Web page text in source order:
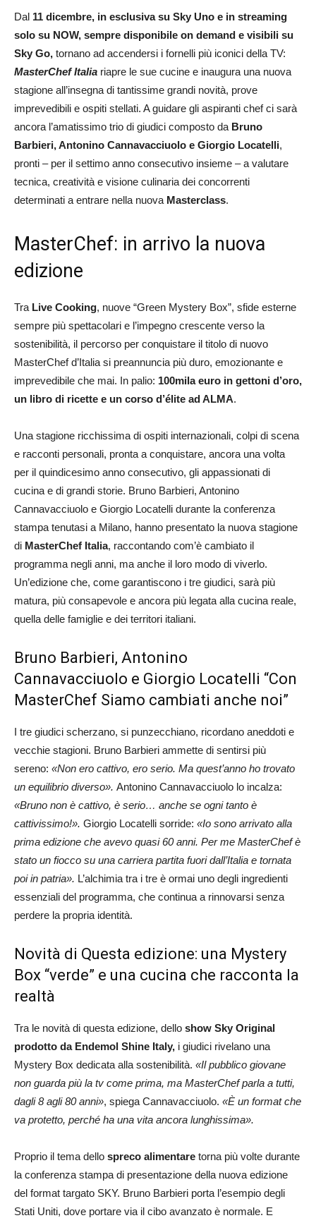
Dal 11 dicembre, in esclusiva su Sky Uno e in streaming
solo su NOW, sempre disponibile on demand e visibili su
Sky Go, tornano ad accendersi i fornelli più iconici della TV:
MasterChef Italia riapre le sue cucine e inaugura una nuova
stagione all’insegna di tantissime grandi novità, prove
imprevedibili e ospiti stellati. A guidare gli aspiranti chef ci sarà
ancora l’amatissimo trio di giudici composto da Bruno
Barbieri, Antonino Cannavacciuolo e Giorgio Locatelli,
pronti – per il settimo anno consecutivo insieme – a valutare
tecnica, creatività e visione culinaria dei concorrenti
determinati a entrare nella nuova Masterclass.
MasterChef: in arrivo la nuova
edizione
Tra Live Cooking, nuove “Green Mystery Box”, sfide esterne
sempre più spettacolari e l’impegno crescente verso la
sostenibilità, il percorso per conquistare il titolo di nuovo
MasterChef d’Italia si preannuncia più duro, emozionante e
imprevedibile che mai. In palio: 100mila euro in gettoni d’oro,
un libro di ricette e un corso d’élite ad ALMA.
Una stagione ricchissima di ospiti internazionali, colpi di scena
e racconti personali, pronta a conquistare, ancora una volta
per il quindicesimo anno consecutivo, gli appassionati di
cucina e di grandi storie. Bruno Barbieri, Antonino
Cannavacciuolo e Giorgio Locatelli durante la conferenza
stampa tenutasi a Milano, hanno presentato la nuova stagione
di MasterChef Italia, raccontando com’è cambiato il
programma negli anni, ma anche il loro modo di viverlo.
Un’edizione che, come garantiscono i tre giudici, sarà più
matura, più consapevole e ancora più legata alla cucina reale,
quella delle famiglie e dei territori italiani.
Bruno Barbieri, Antonino
Cannavacciuolo e Giorgio Locatelli “Con
MasterChef Siamo cambiati anche noi”
I tre giudici scherzano, si punzecchiano, ricordano aneddoti e
vecchie stagioni. Bruno Barbieri ammette di sentirsi più
sereno: «Non ero cattivo, ero serio. Ma quest’anno ho trovato
un equilibrio diverso». Antonino Cannavacciuolo lo incalza:
«Bruno non è cattivo, è serio… anche se ogni tanto è
cattivissimo!». Giorgio Locatelli sorride: «Io sono arrivato alla
prima edizione che avevo quasi 60 anni. Per me MasterChef è
stato un fiocco su una carriera partita fuori dall’Italia e tornata
poi in patria». L’alchimia tra i tre è ormai uno degli ingredienti
essenziali del programma, che continua a rinnovarsi senza
perdere la propria identità.
Novità di Questa edizione: una Mystery
Box “verde” e una cucina che racconta la
realtà
Tra le novità di questa edizione, dello show Sky Original
prodotto da Endemol Shine Italy, i giudici rivelano una
Mystery Box dedicata alla sostenibilità. «Il pubblico giovane
non guarda più la tv come prima, ma MasterChef parla a tutti,
dagli 8 agli 80 anni», spiega Cannavacciuolo. «È un format che
va protetto, perché ha una vita ancora lunghissima».
Proprio il tema dello spreco alimentare torna più volte durante
la conferenza stampa di presentazione della nuova edizione
del format targato SKY. Bruno Barbieri porta l’esempio degli
Stati Uniti, dove portare via il cibo avanzato è normale. E